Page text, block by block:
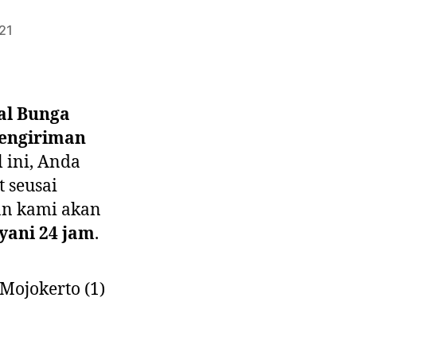
Bunga
ini, Anda
seusai
kami akan
24 jam.